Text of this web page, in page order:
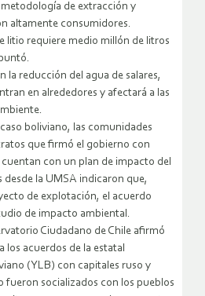
de extracción y
altamente consumidores.
litio requiere medio millón de litros
la reducción del agua de salares,
en alrededores y afectará a las
boliviano, las comunidades
que firmó el gobierno con
con un plan de impacto del
la UMSA indicaron que,
de explotación, el acuerdo
de impacto ambiental.
Ciudadano de Chile afirmó
los acuerdos de la estatal
(YLB) con capitales ruso y
fueron socializados con los pueblos